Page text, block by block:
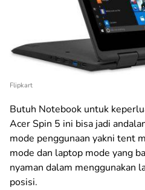
Flipkart
Butuh Notebook untuk
Acer Spin 5 ini bisa jadi
mode penggunaan yakni tent
mode dan laptop mode yang
nyaman dalam menggunakan
posisi.